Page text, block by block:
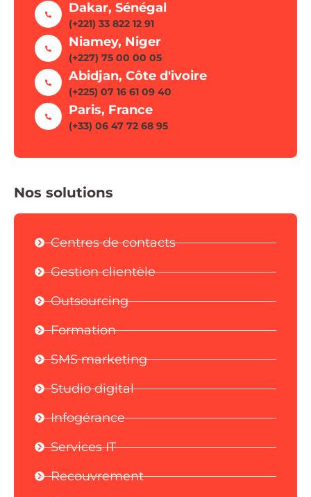
Dakar, Sénégal
(+221) 33 822 12 91
Niamey, Niger
(+227) 75 00 00 05
Abidjan, Côte d'ivoire
(+225) 07 16 61 09 40
Paris, France
(+33) 06 47 72 68 95
Nos solutions
Centres de contacts
Gestion clientèle
Outsourcing
Formation
SMS marketing
Studio digital
Infogérance
Services IT
Recouvrement